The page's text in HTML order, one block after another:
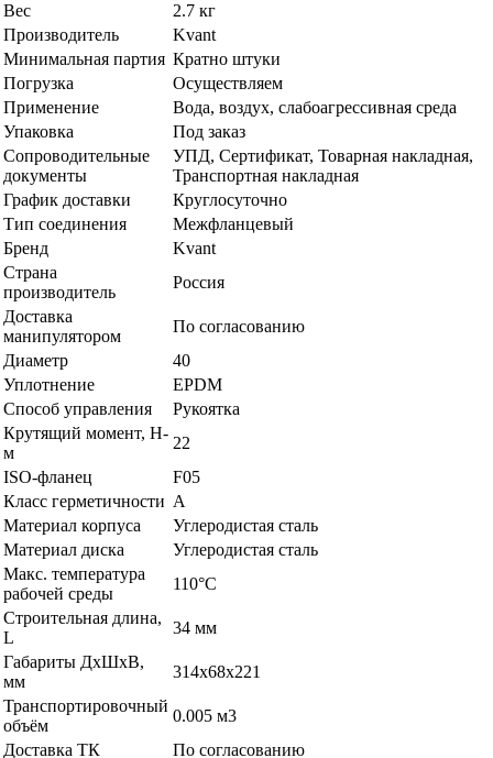
Вес
2.7 кг
Производитель
Kvant
Минимальная партия Кратно штуки
Погрузка
Осуществляем
Применение
Вода, воздух, слабоагрессивная среда
Упаковка
Под заказ
Сопроводительные
документы
УПД, Сертификат, Товарная накладная,
Транспортная накладная
График доставки
Круглосуточно
Тип соединения
Межфланцевый
Бренд
Kvant
Страна
производитель
Россия
Доставка
манипулятором
По согласованию
Диаметр
40
Уплотнение
EPDM
Способ управления
Рукоятка
Крутящий момент, H-
м
22
ISO-фланец
F05
Класс герметичности А
Материал корпуса
Углеродистая сталь
Материал диска
Углеродистая сталь
Макс. температура
рабочей среды
110°С
Строительная длина,
L
34 мм
Габариты ДхШхВ,
мм
314х68х221
Транспортировочный
объём
0.005 м3
Доставка ТК
По согласованию